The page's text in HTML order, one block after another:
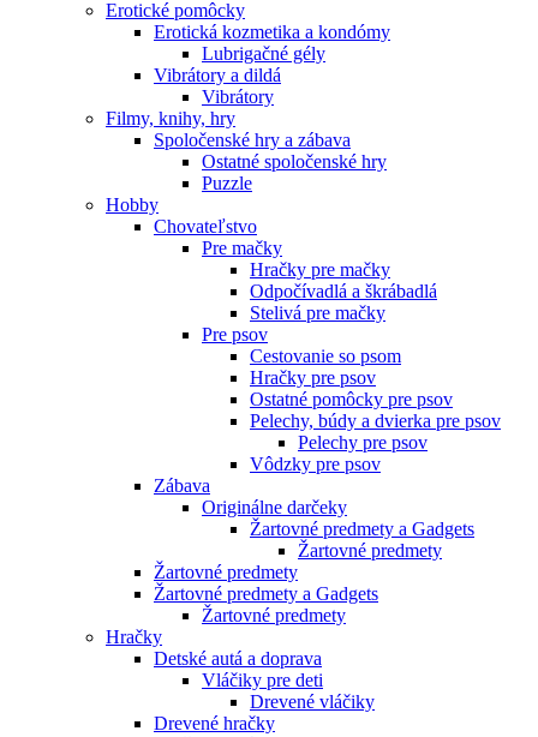
Erotické pomôcky
Erotická kozmetika a kondómy
Lubrigačné gély
Vibrátory a dildá
Vibrátory
Filmy, knihy, hry
Spoločenské hry a zábava
Ostatné spoločenské hry
Puzzle
Hobby
Chovateľstvo
Pre mačky
Hračky pre mačky
Odpočívadlá a škrábadlá
Stelivá pre mačky
Pre psov
Cestovanie so psom
Hračky pre psov
Ostatné pomôcky pre psov
Pelechy, búdy a dvierka pre psov
Pelechy pre psov
Vôdzky pre psov
Zábava
Originálne darčeky
Žartovné predmety a Gadgets
Žartovné predmety
Žartovné predmety
Žartovné predmety a Gadgets
Žartovné predmety
Hračky
Detské autá a doprava
Vláčiky pre deti
Drevené vláčiky
Drevené hračky